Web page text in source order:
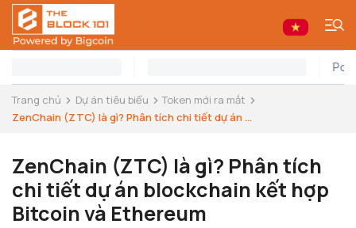
Trang chủ Dự án tiêu biểu
Token mới ra mắt
ZenChain (ZTC) là gì? Phân tích chi tiết dự án ...
ZenChain (ZTC) là gì? Phân tích
chi tiết dự án blockchain kết hợp
Bitcoin và Ethereum